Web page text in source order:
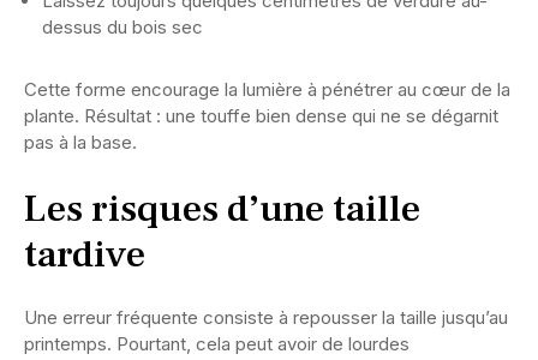
dessus du bois sec
Cette forme encourage la lumière à pénétrer au cœur de la
plante. Résultat : une touffe bien dense qui ne se dégarnit
pas à la base.
Les risques d’une taille
tardive
Une erreur fréquente consiste à repousser la taille jusqu’au
printemps. Pourtant, cela peut avoir de lourdes